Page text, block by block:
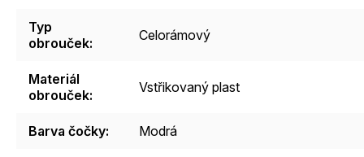
Typ
obrouček: Celorámový
Materiál
obrouček: Vstřikovaný plast
Barva čočky: Modrá